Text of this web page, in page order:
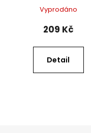
Vyprodáno
209 Kč
Detail